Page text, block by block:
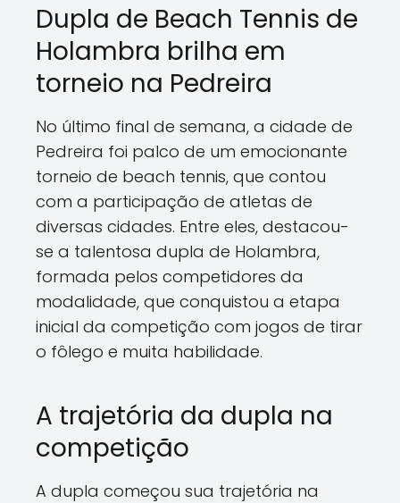
Dupla de Beach Tennis de
Holambra brilha em
torneio na Pedreira
No último final de semana, a cidade de
Pedreira foi palco de um emocionante
torneio de beach tennis, que contou
com a participação de atletas de
diversas cidades. Entre eles, destacou-
se a talentosa dupla de Holambra,
formada pelos competidores da
modalidade, que conquistou a etapa
inicial da competição com jogos de tirar
o fôlego e muita habilidade.
A trajetória da dupla na
competição
A dupla começou sua trajetória na